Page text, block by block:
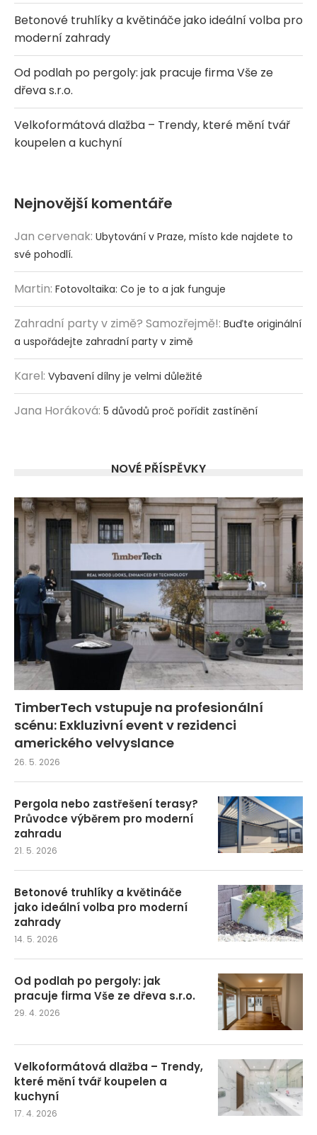
Betonové truhlíky a květináče jako ideální volba pro
moderní zahrady
Od podlah po pergoly: jak pracuje firma Vše ze
dřeva s.r.o.
Velkoformátová dlažba – Trendy, které mění tvář
koupelen a kuchyní
Nejnovější komentáře
Jan cervenak: Ubytování v Praze, místo kde najdete to
své pohodlí.
Martin: Fotovoltaika: Co je to a jak funguje
Zahradní party v zimě? Samozřejmě!: Buďte originální
a uspořádejte zahradní party v zimě
Karel: Vybavení dílny je velmi důležité
Jana Horáková: 5 důvodů proč pořídit zastínění
NOVÉ PŘÍSPĚVKY
TimberTech vstupuje na profesionální
scénu: Exkluzivní event v rezidenci
amerického velvyslance
26. 5. 2026
Pergola nebo zastřešení terasy?
Průvodce výběrem pro moderní
zahradu
21. 5. 2026
Betonové truhlíky a květináče
jako ideální volba pro moderní
zahrady
14. 5. 2026
Od podlah po pergoly: jak
pracuje firma Vše ze dřeva s.r.o.
29. 4. 2026
Velkoformátová dlažba – Trendy,
které mění tvář koupelen a
kuchyní
17. 4. 2026